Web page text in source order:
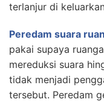
terlanjur di
Peredam suara
pakai supaya
mereduksi suara
tidak menjadi
tersebut. Peredam